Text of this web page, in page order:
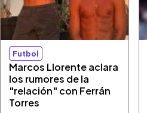
Futbol
Marcos Llorente aclara
los rumores de la
"relación" con Ferrán
Torres